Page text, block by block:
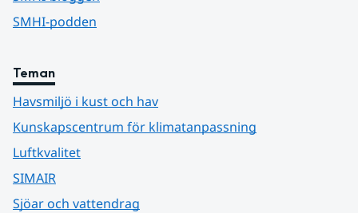
SMHI-podden
Teman
Havsmiljö i kust och hav
Kunskapscentrum för klimatanpassning
Luftkvalitet
SIMAIR
Sjöar och vattendrag